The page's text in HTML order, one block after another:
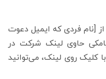
از [نام فردی که ایمیل دعوت
حاوی لینک شرکت در
کلیک روی لینک،‌ می‌توانید